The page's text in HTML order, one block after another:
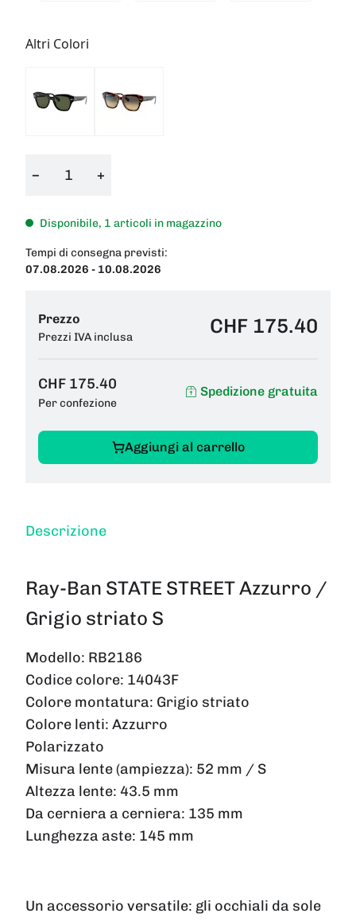
Altri Colori
− +
Disponibile, 1 articoli in magazzino
Tempi di consegna previsti:
07.08.2026 - 10.08.2026
Prezzo
Prezzi IVA inclusa CHF 175.40
CHF 175.40
Per confezione
Spedizione gratuita
Aggiungi al carrello
Descrizione
Ray-Ban STATE STREET Azzurro /
Grigio striato S
Modello: RB2186
Codice colore: 14043F
Colore montatura: Grigio striato
Colore lenti: Azzurro
Polarizzato
Misura lente (ampiezza): 52 mm / S
Altezza lente: 43.5 mm
Da cerniera a cerniera: 135 mm
Lunghezza aste: 145 mm
Un accessorio versatile: gli occhiali da sole